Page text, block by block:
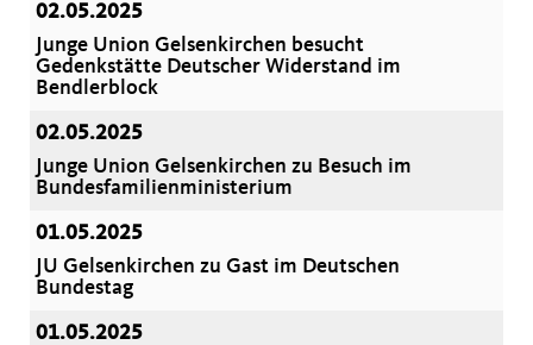
02.05.2025
Junge Union Gelsenkirchen besucht
Gedenkstätte Deutscher Widerstand im
Bendlerblock
02.05.2025
Junge Union Gelsenkirchen zu Besuch im
Bundesfamilienministerium
01.05.2025
JU Gelsenkirchen zu Gast im Deutschen
Bundestag
01.05.2025